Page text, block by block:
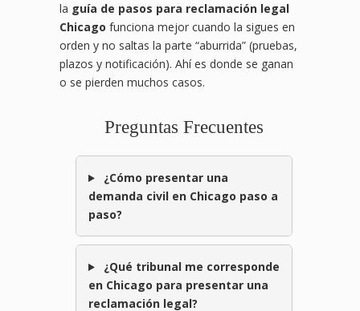
la guía de pasos para reclamación legal
Chicago funciona mejor cuando la sigues en
orden y no saltas la parte “aburrida” (pruebas,
plazos y notificación). Ahí es donde se ganan
o se pierden muchos casos.
Preguntas Frecuentes
¿Cómo presentar una
demanda civil en Chicago paso a
paso?
¿Qué tribunal me corresponde
en Chicago para presentar una
reclamación legal?